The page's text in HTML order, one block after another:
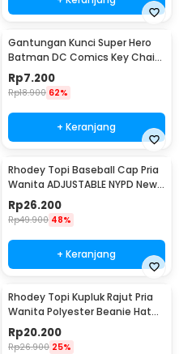
Gantungan Kunci Super Hero
Batman DC Comics Key Chain
Stainless Steel - GB6675
Rp7.200
Rp18.900 62%
+ Keranjang
Rhodey Topi Baseball Cap Pria
Wanita ADJUSTABLE NYPD New
York Denim - S8R
Rp26.200
Rp49.900 48%
+ Keranjang
Rhodey Topi Kupluk Rajut Pria
Wanita Polyester Beanie Hat
Winter - EC002
Rp20.200
Rp26.900 25%